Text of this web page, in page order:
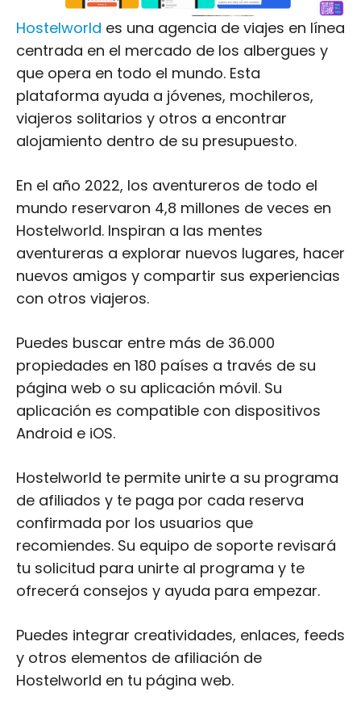
Hostelworld es una agencia de viajes en línea
centrada en el mercado de los albergues y
que opera en todo el mundo. Esta
plataforma ayuda a jóvenes, mochileros,
viajeros solitarios y otros a encontrar
alojamiento dentro de su presupuesto.
En el año 2022, los aventureros de todo el
mundo reservaron 4,8 millones de veces en
Hostelworld. Inspiran a las mentes
aventureras a explorar nuevos lugares, hacer
nuevos amigos y compartir sus experiencias
con otros viajeros.
Puedes buscar entre más de 36.000
propiedades en 180 países a través de su
página web o su aplicación móvil. Su
aplicación es compatible con dispositivos
Android e iOS.
Hostelworld te permite unirte a su programa
de afiliados y te paga por cada reserva
confirmada por los usuarios que
recomiendes. Su equipo de soporte revisará
tu solicitud para unirte al programa y te
ofrecerá consejos y ayuda para empezar.
Puedes integrar creatividades, enlaces, feeds
y otros elementos de afiliación de
Hostelworld en tu página web.